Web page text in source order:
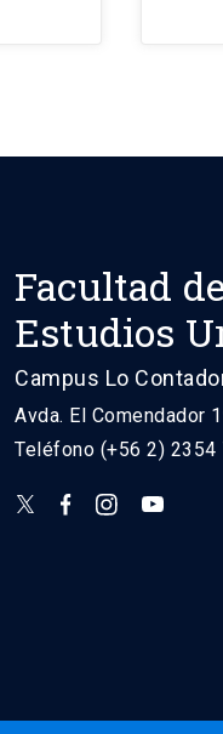
Facultad
Estudios
Campus Lo
Avda. El Comendador
Teléfono (+56 2) 2354